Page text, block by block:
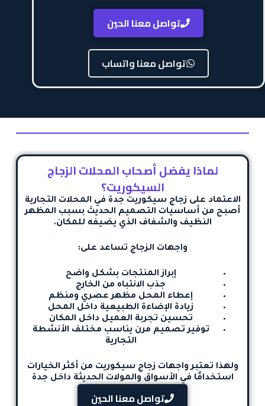
تواصل معنا الحين
تواصل معنا واتساب
لماذا يفضل أصحاب المحلات الزجاج
السيكوريت؟
الاعتماد على زجاج سيكوريت جدة في المحلات التجارية
أصبح من أساسيات التصميم الحديث بسبب المظهر
النظيف والشفاف الذي يضيفه للمكان.
واجهات الزجاج تساعد على:
إبراز المنتجات بشكل واضح
جذب الانتباه من الخارج
إعطاء المحل مظهر عصري ومنظم
زيادة الإضاءة الطبيعية داخل المحل
تحسين تجربة العميل داخل المكان
توفير تصميم مرن يناسب مختلف الأنشطة
التجارية
ولهذا تعتبرواجهات زجاج سيكوريت من أكثر الخيارات
استخدامًا في الأسواق والمولات الحديثة داخل جدة
تواصل معنا الحين